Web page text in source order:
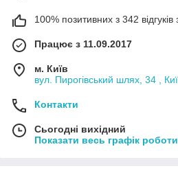
100% позитивних з 342 відгуків
Працює з 11.09.2017
м. Київ
вул. Пирогівський шлях, 34 ,
Контакти
Сьогодні вихідний
Показати весь графік роботи